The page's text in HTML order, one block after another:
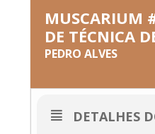
MUSCARIUM
DE TÉCNICA
PEDRO ALVES
DETALHES